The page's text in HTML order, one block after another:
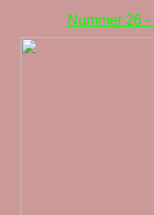
Nummer 26 -